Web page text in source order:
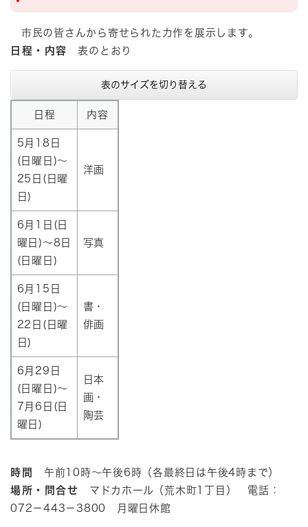
市民の皆さんから寄せられた力作を展示します。
日程・内容 表のとおり​
表のサイズを切り替える
日程 内容
5月18日
(日曜日)～
25日(日曜
日)
洋画
6月1日(日
曜日)～8日
(日曜日)
写真
6月15日
(日曜日)～
22日(日曜
日)
書・
俳画
6月29日
(日曜日)～
7月6日(日
曜日)
日本
画・
陶芸
時間
午前10時～午後6時（各最終日は午後4時まで）
場所・問合せ マドカホール（荒木町1丁目） 電話：
072－443－3800 月曜日休館​